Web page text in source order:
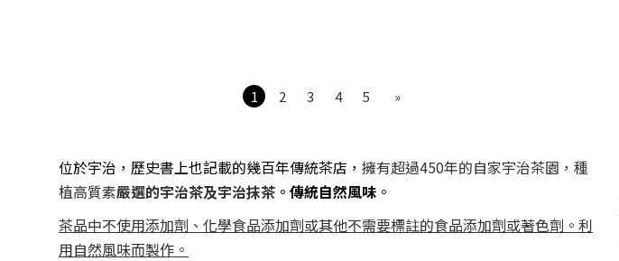
1 2 3 4 5 »
位於宇治，歷史書上也記載的幾百年傳統茶店， 擁有超過450年的自家宇治茶園，種
植高質素嚴選的宇治茶及宇治抹茶。 傳統自然風味 。
茶品中不使用添加劑、化學食品添加劑或其他不需要標註的食品添加劑或著色劑。利
用自然風味而製作。